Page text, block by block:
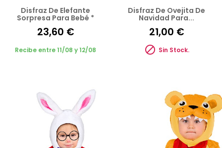
Disfraz De Elefante
Sorpresa Para Bebé *
23,60 €
Recibe entre 11/08 y 12/08
Disfraz De Ovejita De
Navidad Para...
21,00 €
 Sin Stock.